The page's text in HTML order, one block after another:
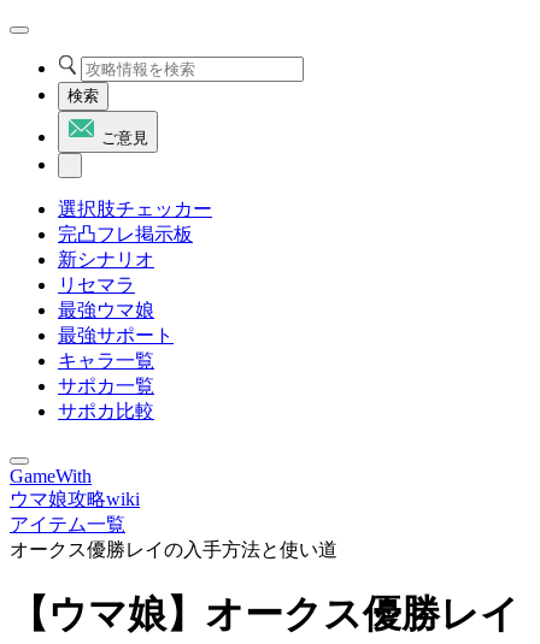
検索
ご意見
選択肢チェッカー
完凸フレ掲示板
新シナリオ
リセマラ
最強ウマ娘
最強サポート
キャラ一覧
サポカ一覧
サポカ比較
GameWith
ウマ娘攻略wiki
アイテム一覧
オークス優勝レイの入手方法と使い道
【ウマ娘】オークス優勝レイ